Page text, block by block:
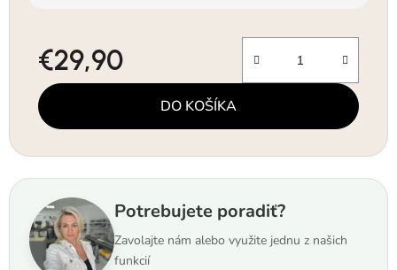
€29,90
Jednotková cena:
DO KOŠÍKA
Potrebujete poradiť?
Zavolajte nám alebo využite jednu z našich
funkcií